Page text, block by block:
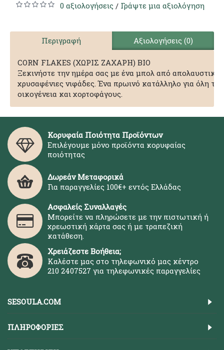
0 αξιολογήσεις / Γράψτε μια αξιολόγηση
Περιγραφή Αξιολογήσεις (0)
CORN FLAKES (ΧΩΡΙΣ ΖΑΧΑΡΗ) ΒΙΟ
Ξεκινήστε την ημέρα σας με ένα μπολ από απολαυστικές
χρυσαφένιες νιφάδες. Ένα πρωινό κατάλληλο για όλη την
οικογένεια και χορτοφάγους.
Κορυφαία Ποιότητα Προϊόντων
Επιλέγουμε μόνο προϊόντα κορυφαίας
ποιότητας
Δωρεάν Μεταφορικά
Για παραγγελίες 100€+ εντός Ελλάδας
Ασφαλείς Συναλλαγές
Μπορείτε να πληρώσετε με την πιστωτική ή
χρεωστική κάρτα σας ή με τραπεζική
κατάθεση.
Χρειάζεστε Βοήθεια;
Καλέστε μας στο τηλεφωνικό μας κέντρο
210 2407527 για τηλεφωνικές παραγγελίες
SESOULA.COM
ΠΛΗΡΟΦΟΡΊΕΣ